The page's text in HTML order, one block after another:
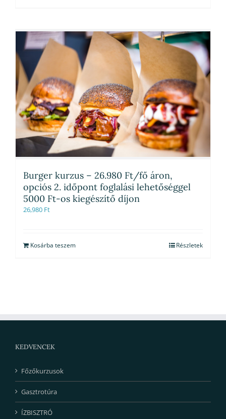
Burger kurzus – 26.980 Ft/fő áron,
opciós 2. időpont foglalási lehetőséggel
5000 Ft-os kiegészítő díjon
26,980 Ft
Kosárba teszem Részletek
KEDVENCEK
Főzőkurzusok
Gasztrotúra
ÍZBISZTRÓ